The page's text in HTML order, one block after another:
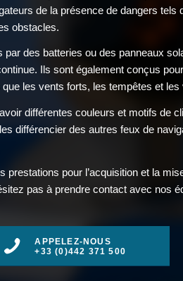
de la présence de dangers tels
obstacles.
des batteries ou des panneaux
Ils sont également conçus
les vents forts, les tempêtes et les
différentes couleurs et motifs de
différencier des autres feux de
prestations pour l’acquisition et la
pas à prendre contact avec nos
APPELEZ-NOUS
+33 (0)442 371 500